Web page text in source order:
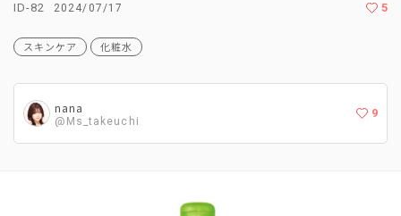
ID-82 2024/07/17 5
スキンケア 化粧水
nana
@Ms_takeuchi
9